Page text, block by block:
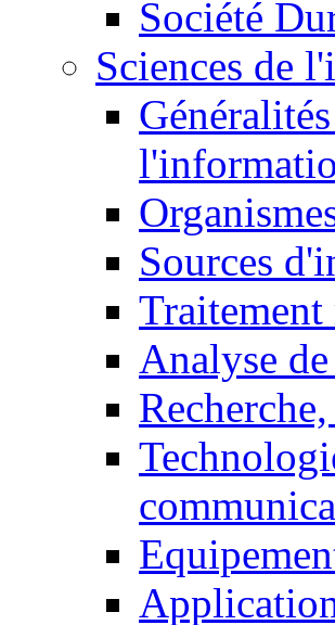
Société
Sciences de
Sources
Traitement
Analyse